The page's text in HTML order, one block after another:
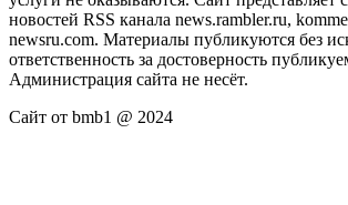
новостей RSS канала news.rambler.ru,
newsru.com. Материалы публикуются без
ответственность за достоверность
Администрация сайта не несёт.
Сайт от bmb1 @ 2024